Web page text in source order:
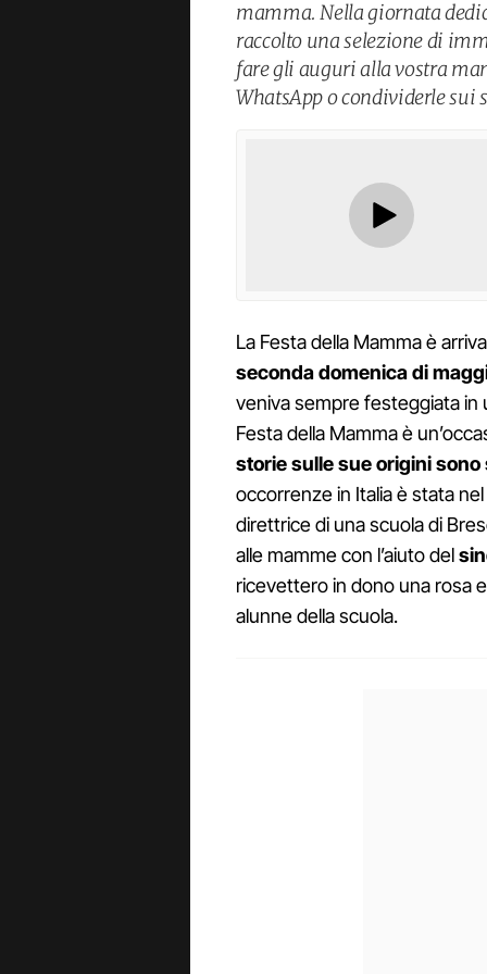
mamma. Nella giornata
raccolto una selezione di
fare gli auguri alla vostra
WhatsApp o condividerle sui
La Festa della Mamma è
seconda domenica di
veniva sempre festeggiata in
Festa della Mamma è
storie sulle sue origini
occorrenze in Italia è stata nel
direttrice di una scuola di
alle mamme con l’aiuto del
ricevettero in dono una rosa
alunne della scuola.